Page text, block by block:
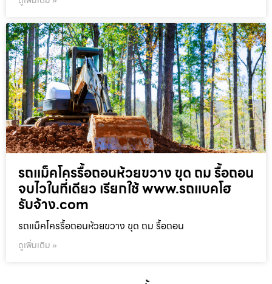
รถแม็คโครรื้อถอนห้วยขวาง ขุด ถม รื้อถอน
จบไวในที่เดียว เรียกใช้ www.รถแบคโฮ
รับจ้าง.com
รถแม็คโครรื้อถอนห้วยขวาง ขุด ถม รื้อถอน
ดูเพิ่มเติม »